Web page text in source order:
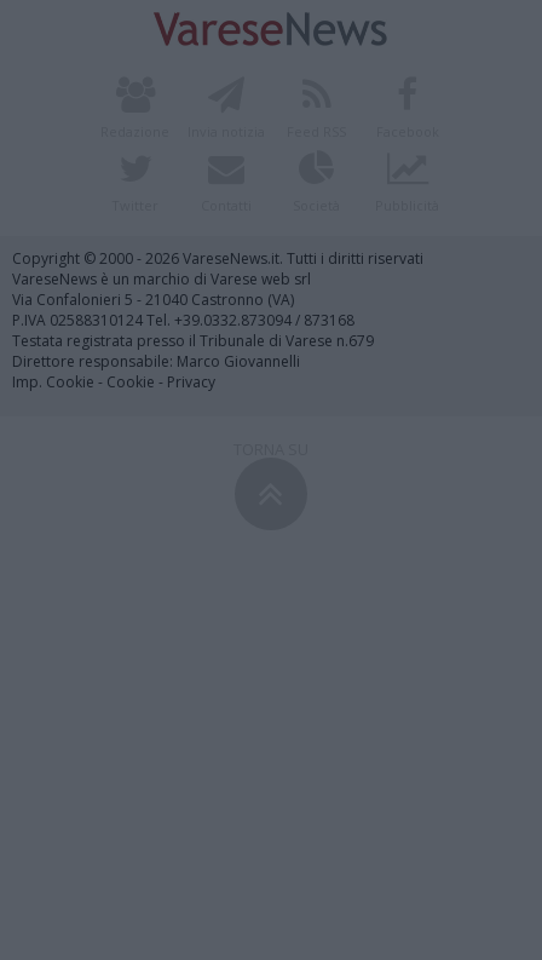
Copyright © 2000 - 2026 VareseNews.it. Tutti i diritti riservati
VareseNews è un marchio di Varese web srl
Via Confalonieri 5 - 21040 Castronno (VA)
P.IVA 02588310124 Tel. +39.0332.873094 / 873168
Testata registrata presso il Tribunale di Varese n.679
Direttore responsabile: Marco Giovannelli
Imp. Cookie - Cookie - Privacy